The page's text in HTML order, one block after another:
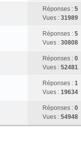
Réponses : 5
Vues : 31989
Réponses : 5
Vues : 30808
Réponses : 0
Vues : 52481
Réponses : 1
Vues : 19634
Réponses : 0
Vues : 54948